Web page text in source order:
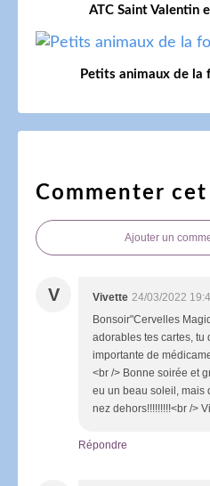
ATC Saint Valentin
Petits animaux de la
Commenter
Ajouter un
V Vivette 24/03/2022
Bonsoir"Cervelles
adorables tes cartes, tu
importante de
<br /> Bonne soirée et
eu un beau soleil, mais
nez dehors!!!!!!!!!<br />
Répondre